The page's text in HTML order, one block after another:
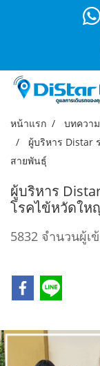
หน้าแรก บทควา
ผู้บริหาร Distar
สายพันธุ์
ผู้บริหาร
โรคไข้หวัดให
5832 จำนวนผู้เ